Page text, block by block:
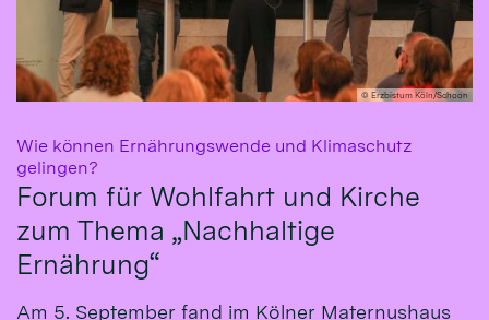
© Erzbistum Köln/Schoon
Wie können Ernährungswende und Klimaschutz
gelingen?
Forum für Wohlfahrt und Kirche
zum Thema „Nachhaltige
Ernährung“
Am 5. September fand im Kölner Maternushaus